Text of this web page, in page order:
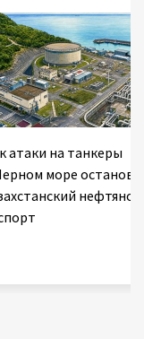
атаки на танкеры
море
нефтяной